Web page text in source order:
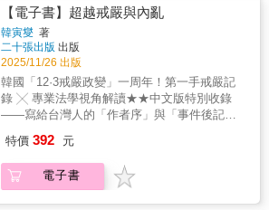
認為愛情與戰爭分屬不同領域，除非是托爾斯
泰的作品，否則我們不期待兩者交織。這部傑
作的成就之一，在於威廉•達爾林普如何將這兩
大主題渾然天成地熔鑄，使英國征服印度的史
實與一段刻骨銘心的戀愛故事相互滲透，彼此
增添層次深度。達爾林普的敘事節奏如驚悚小
說般緊湊……更重要的是，本書展現了學識、
文筆與洞見的華麗交鋒。簡短評論難以盡述其
多重卓越之處，只能說達爾林普一舉超越多數
嘆。——法蘭克•麥克林《星期日獨立報》
當事人，包括受害者父母、現場救援者、醫
生、救護人員、以巴雙方官員、隔離牆總設計
師、以色列醫院人員等，他們的人生際遇都反
映出以巴地區的生存實況。 作者意識到這場看
似偶然發生的交通事故，實質與整個巴勒斯坦
民族的當下處境緊密相連。他一步步追尋這些
各自有著不同背景和種族人士，進行了大量調
政治與歷史因素，同時以受害者之一的阿比德
與米拉德父子為主軸，揭開多段交織著生命、
愛情、家族和歷史的私密故事，為以巴之間無
休止的爭鬥提供了一幅不限於種族敘事的人性
的根源。 明朝以儒教為基礎，區分「中
華」和「夷狄」，建構起「朝貢一元體制」，
為東亞秩序體系奠下基礎。這種「僵化」秩序
體系，到了十六世紀，隨著明朝內外問題日益
嚴重，這個體系也開始動搖。渴求中國物產的
日本以走私的方式，打破海禁與朝貢貿易的限
制，使「朝貢一元體制」喪失實質功能。明朝
北鄰的蒙古也屢屢跨越長城，迫使明朝承認對
蒙古有利的貿易條件。東亞的勢力開始變得多
出動蕩不安的狀態。 在此背景下，興
起於遼東的滿洲族建立大清國，並在因緣際會
之下，以「蠻夷」身分入關統治漢族，從而成
【電子書】超越戒嚴與內亂
韓寅燮 著
二十張出版 出版
2025/11/26 出版
韓國「12·3戒嚴政變」一周年！第一手戒嚴記
錄 ╳ 專業法學視角解讀★★中文版特別收錄
——寫給台灣人的「作者序」與「事件後記」
析尹錫悅之亂的幕後衝擊韓國史研究權威朱立
熙教授──專業審定★當總統成為內亂的主謀，
誰能守護憲法？重新思考「戒嚴」一詞背後的
特價 392 元
電子書